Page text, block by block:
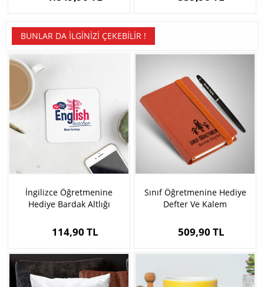
BUNLAR DA İLGINIZI ÇEKEBILIR !
İngilizce Öğretmenine
Hediye Bardak Altlığı
114,90 TL
Sınıf Öğretmenine Hediye
Defter Ve Kalem
509,90 TL